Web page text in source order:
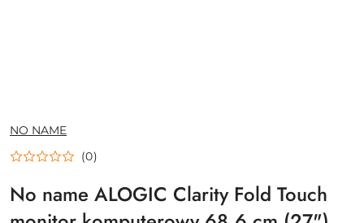
NAZWA
PRODUCENTA:
NO NAME
(0)
No name ALOGIC Clarity Fold Touch